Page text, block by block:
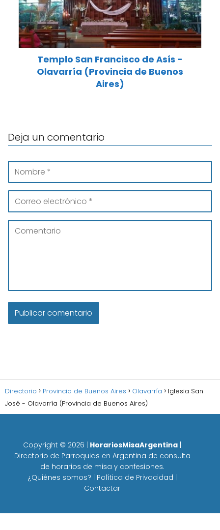
Templo San Francisco de Asís -
Olavarría (Provincia de Buenos
Aires)
Deja un comentario
Directorio Provincia de Buenos Aires Olavarría
Iglesia San
José - Olavarría (Provincia de Buenos Aires)
Copyright © 2026 HorariosMisaArgentina
Directorio de Parroquias en Argentina de consulta
de horarios de misa y confesiones.
¿Quiénes somos?
Política de Privacidad
Contactar